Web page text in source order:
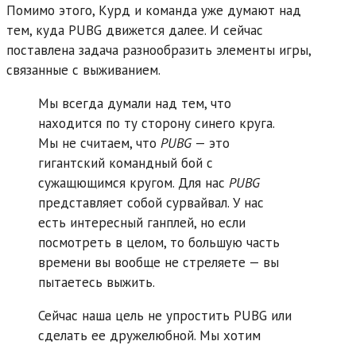
Помимо этого, Курд и команда уже думают над
тем, куда PUBG движется далее. И сейчас
поставлена задача разнообразить элементы игры,
связанные с выживанием.
Мы всегда думали над тем, что
находится по ту сторону синего круга.
Мы не считаем, что PUBG— это
гигантский командный бой с
сужащющимся кругом. Для нас PUBG
представляет собой сурвайвал. У нас
есть интересный ганплей, но если
посмотреть в целом, то большую часть
времени вы вообще не стреляете — вы
пытаетесь выжить.
Сейчас наша цель не упростить PUBG или
сделать ее дружелюбной. Мы хотим